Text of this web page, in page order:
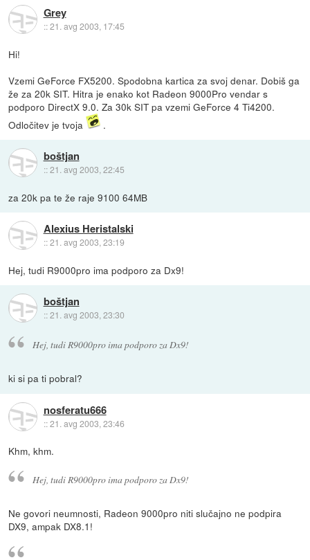
Grey
::21. avg 2003, 17:45
Hi!
Vzemi GeForce FX5200. Spodobna kartica za svoj denar. Dobiš ga
že za 20k SIT. Hitra je enako kot Radeon 9000Pro vendar s
podporo DirectX 9.0. Za 30k SIT pa vzemi GeForce 4 Ti4200.
Odločitev je tvoja
.
boštjan
::21. avg 2003, 22:45
za 20k pa te že raje 9100 64MB
Alexius Heristalski
::21. avg 2003, 23:19
Hej, tudi R9000pro ima podporo za Dx9!
boštjan
::21. avg 2003, 23:30
Hej, tudi R9000pro ima podporo za Dx9!
ki si pa ti pobral?
nosferatu666
::21. avg 2003, 23:46
Khm, khm.
Hej, tudi R9000pro ima podporo za Dx9!
Ne govori neumnosti, Radeon 9000pro niti slučajno ne podpira
DX9, ampak DX8.1!